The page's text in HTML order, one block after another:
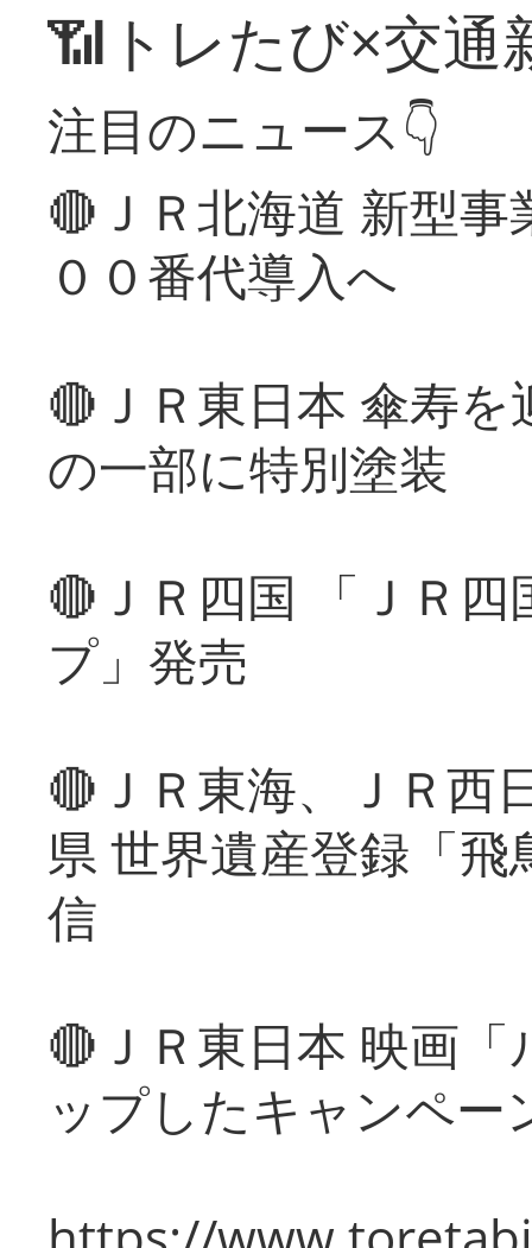
📶トレたび×交通
注目のニュース👇
🔴ＪＲ北海道 新型
００番代導入へ
🔴ＪＲ東日本 傘寿
の一部に特別塗装
🔴ＪＲ四国 「ＪＲ
プ」発売
🔴ＪＲ東海、ＪＲ西
県 世界遺産登録「
信
🔴ＪＲ東日本 映画
ップしたキャンペー